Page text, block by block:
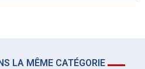
LA MÊME CATÉGORIE